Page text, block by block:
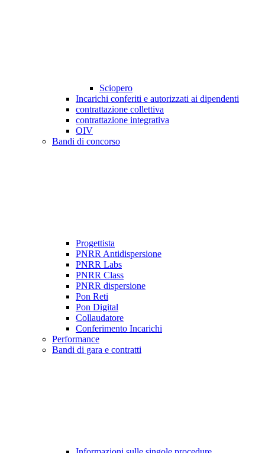
Sciopero
Incarichi conferiti e autorizzati ai dipendenti
contrattazione collettiva
contrattazione integrativa
OIV
Bandi di concorso
Progettista
PNRR Antidispersione
PNRR Labs
PNRR Class
PNRR dispersione
Pon Reti
Pon Digital
Collaudatore
Conferimento Incarichi
Performance
Bandi di gara e contratti